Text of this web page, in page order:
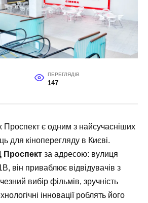
ПЕРЕГЛЯДІВ
147
Проспект є одним з найсучасніших
для кіноперегляду в Києві.
Проспект за адресою: вулиця
він приваблює відвідувачів з
вибір фільмів, зручність
інновації роблять його